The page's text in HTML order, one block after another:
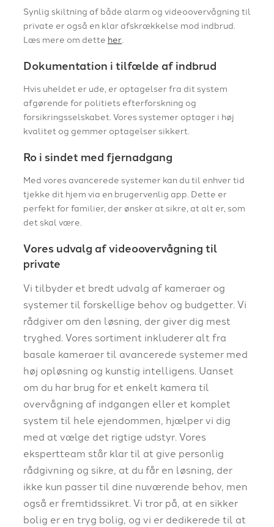
Synlig skiltning af både alarm og videoovervågning til
private er også en klar afskrækkelse mod indbrud.
Læs mere om dette her
Dokumentation i tilfælde af indbrud
Hvis uheldet er ude, er optagelser fra dit system
afgørende for politiets efterforskning og
forsikringsselskabet. Vores systemer optager i høj
kvalitet og gemmer optagelser sikkert.
Ro i sindet med fjernadgang
Med vores avancerede systemer kan du til enhver tid
tjekke dit hjem via en brugervenlig app. Dette er
perfekt for familier, der ønsker at sikre, at alt er, som
det skal være.
Vores udvalg af videoovervågning til
private
Vi tilbyder et bredt udvalg af kameraer og
systemer til forskellige behov og budgetter. Vi
rådgiver om den løsning, der giver dig mest
tryghed. Vores sortiment inkluderer alt fra
basale kameraer til avancerede systemer med
høj opløsning og kunstig intelligens. Uanset
om du har brug for et enkelt kamera til
overvågning af indgangen eller et komplet
system til hele ejendommen, hjælper vi dig
med at vælge det rigtige udstyr. Vores
ekspertteam står klar til at give personlig
rådgivning og sikre, at du får en løsning, der
ikke kun passer til dine nuværende behov, men
også er fremtidssikret. Vi tror på, at en sikker
bolig er en tryg bolig, og vi er dedikerede til at